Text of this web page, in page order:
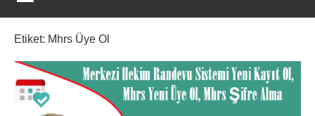
Etiket: Mhrs Üye Ol